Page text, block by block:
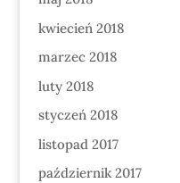
kwiecień 2018
marzec 2018
luty 2018
styczeń 2018
listopad 2017
październik 2017